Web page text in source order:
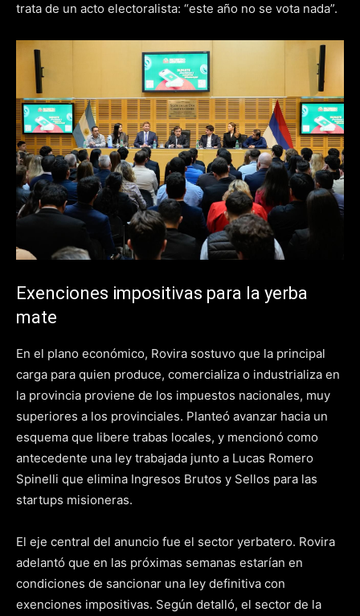
trata de un acto electoralista: “este año no se vota nada”.
Exenciones impositivas para la yerba
mate
En el plano económico, Rovira sostuvo que la principal
carga para quien produce, comercializa o industrializa en
la provincia proviene de los impuestos nacionales, muy
superiores a los provinciales. Planteó avanzar hacia un
esquema que libere trabas locales, y mencionó como
antecedente una ley trabajada junto a Lucas Romero
Spinelli que elimina Ingresos Brutos y Sellos para las
startups misioneras.
El eje central del anuncio fue el sector yerbatero. Rovira
adelantó que en las próximas semanas estarían en
condiciones de sancionar una ley definitiva con
exenciones impositivas. Según detalló, el sector de la